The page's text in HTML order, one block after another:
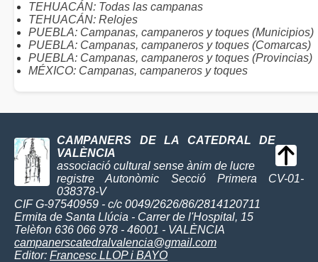
TEHUACÁN: Todas las campanas
TEHUACÁN: Relojes
PUEBLA: Campanas, campaneros y toques (Municipios)
PUEBLA: Campanas, campaneros y toques (Comarcas)
PUEBLA: Campanas, campaneros y toques (Provincias)
MÉXICO: Campanas, campaneros y toques
CAMPANERS DE LA CATEDRAL DE
VALÈNCIA
associació cultural sense ànim de lucre
registre Autonòmic Secció Primera CV-01-
038378-V
CIF G-97540959 - c/c 0049/2626/86/2814120711
Ermita de Santa Llúcia - Carrer de l'Hospital, 15
Telèfon 636 066 978 - 46001 - VALÈNCIA
campanerscatedralvalencia@gmail.com
Editor: Francesc LLOP i BAYO